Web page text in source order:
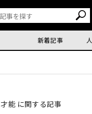
新着記事
才能 に関する記事